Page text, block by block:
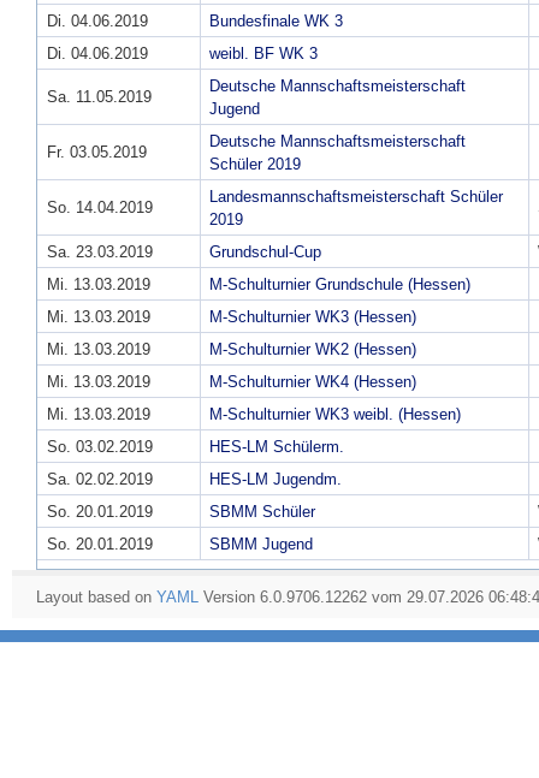
Di. 04.06.2019
Bundesfinale WK 3
Di. 04.06.2019
weibl. BF WK 3
Sa. 11.05.2019
Deutsche Mannschaftsmeisterschaft
Jugend
Fr. 03.05.2019
Deutsche Mannschaftsmeisterschaft
Schüler 2019
So. 14.04.2019
Landesmannschaftsmeisterschaft Schüler
2019
Sa. 23.03.2019 Grundschul-Cup
Mi. 13.03.2019
M-Schulturnier Grundschule (Hessen)
Mi. 13.03.2019
M-Schulturnier WK3 (Hessen)
Mi. 13.03.2019
M-Schulturnier WK2 (Hessen)
Mi. 13.03.2019
M-Schulturnier WK4 (Hessen)
Mi. 13.03.2019
M-Schulturnier WK3 weibl. (Hessen)
So. 03.02.2019
HES-LM Schülerm.
Sa. 02.02.2019
HES-LM Jugendm.
So. 20.01.2019
SBMM Schüler
So. 20.01.2019
SBMM Jugend
Layout based on YAML Version 6.0.9706.12262 vom 29.07.2026